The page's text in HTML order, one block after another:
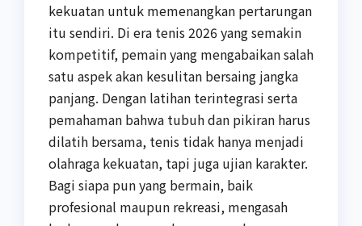
kekuatan untuk memenangkan pertarungan
itu sendiri. Di era tenis 2026 yang semakin
kompetitif, pemain yang mengabaikan salah
satu aspek akan kesulitan bersaing jangka
panjang. Dengan latihan terintegrasi serta
pemahaman bahwa tubuh dan pikiran harus
dilatih bersama, tenis tidak hanya menjadi
olahraga kekuatan, tapi juga ujian karakter.
Bagi siapa pun yang bermain, baik
profesional maupun rekreasi, mengasah